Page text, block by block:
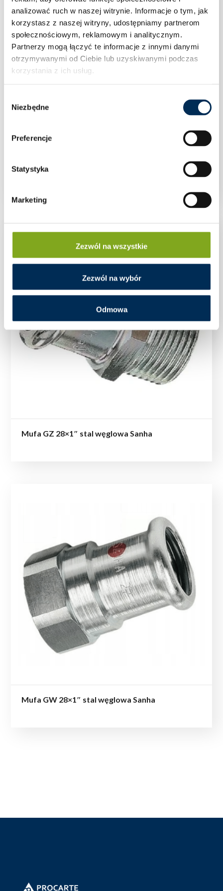
analizować ruch w naszej witrynie. Informacje o tym, jak
korzystasz z naszej witryny, udostępniamy partnerom
społecznościowym, reklamowym i analitycznym.
Partnerzy mogą łączyć te informacje z innymi danymi
otrzymywanymi od Ciebie lub uzyskiwanymi podczas
korzystania z ich usług.
zgody
Niezbędne
Preferencje
Statystyka
Marketing
Zezwól na wszystkie
Zezwól na wybór
Odmowa
Sanha
Mufa GZ 28×1″ stal węglowa Sanha
Mufa GW 28×1″ stal węglowa Sanha